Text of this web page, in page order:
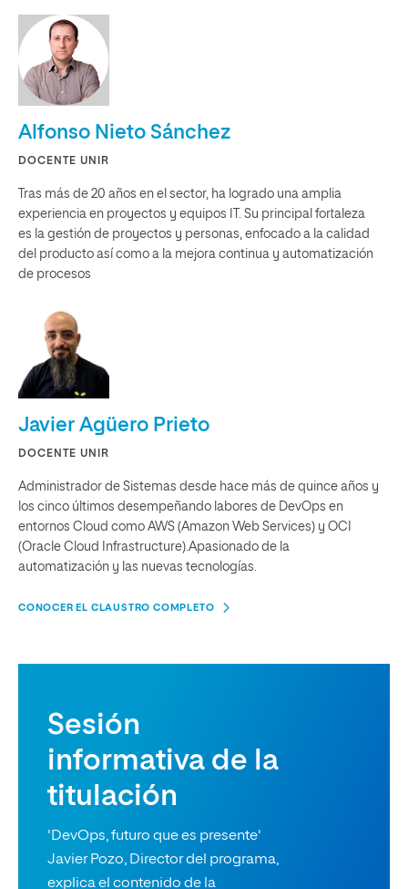
Alfonso Nieto Sánchez
DOCENTE UNIR
Tras más de 20 años en el sector, ha logrado una amplia
experiencia en proyectos y equipos IT. Su principal fortaleza
es la gestión de proyectos y personas, enfocado a la calidad
del producto así como a la mejora continua y automatización
de procesos
Javier Agüero Prieto
DOCENTE UNIR
Administrador de Sistemas desde hace más de quince años y
los cinco últimos desempeñando labores de DevOps en
entornos Cloud como AWS (Amazon Web Services) y OCI
(Oracle Cloud Infrastructure).Apasionado de la
automatización y las nuevas tecnologías.
CONOCER EL CLAUSTRO COMPLETO
Sesión
informativa de la
titulación
'DevOps, futuro que es presente'
Javier Pozo, Director del programa,
explica el contenido de la